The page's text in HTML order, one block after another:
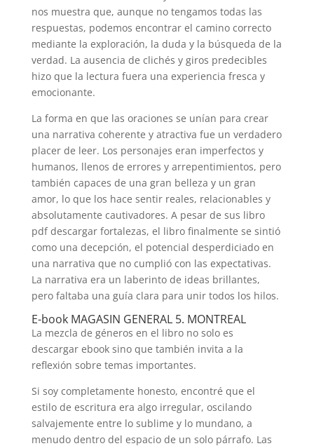
nos muestra que, aunque no tengamos todas las
respuestas, podemos encontrar el camino correcto
mediante la exploración, la duda y la búsqueda de la
verdad. La ausencia de clichés y giros predecibles
hizo que la lectura fuera una experiencia fresca y
emocionante.
La forma en que las oraciones se unían para crear
una narrativa coherente y atractiva fue un verdadero
placer de leer. Los personajes eran imperfectos y
humanos, llenos de errores y arrepentimientos, pero
también capaces de una gran belleza y un gran
amor, lo que los hace sentir reales, relacionables y
absolutamente cautivadores. A pesar de sus libro
pdf descargar fortalezas, el libro finalmente se sintió
como una decepción, el potencial desperdiciado en
una narrativa que no cumplió con las expectativas.
La narrativa era un laberinto de ideas brillantes,
pero faltaba una guía clara para unir todos los hilos.
E-book MAGASIN GENERAL 5. MONTREAL
La mezcla de géneros en el libro no solo es
descargar ebook sino que también invita a la
reflexión sobre temas importantes.
Si soy completamente honesto, encontré que el
estilo de escritura era algo irregular, oscilando
salvajemente entre lo sublime y lo mundano, a
menudo dentro del espacio de un solo párrafo. Las